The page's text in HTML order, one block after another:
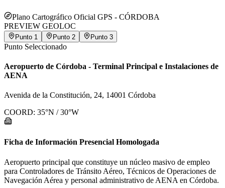
Plano Cartográfico Oficial GPS - CÓRDOBA
PREVIEW GEOLOC
Punto 1 Punto 2 Punto 3
Punto Seleccionado
Aeropuerto de Córdoba - Terminal Principal e Instalaciones de
AENA
Avenida de la Constitución, 24, 14001 Córdoba
COORD: 35°N /30°W
Ficha de Información Presencial Homologada
Aeropuerto principal que constituye un núcleo masivo de empleo
para Controladores de Tránsito Aéreo, Técnicos de Operaciones de
Navegación Aérea y personal administrativo de AENA en Córdoba.